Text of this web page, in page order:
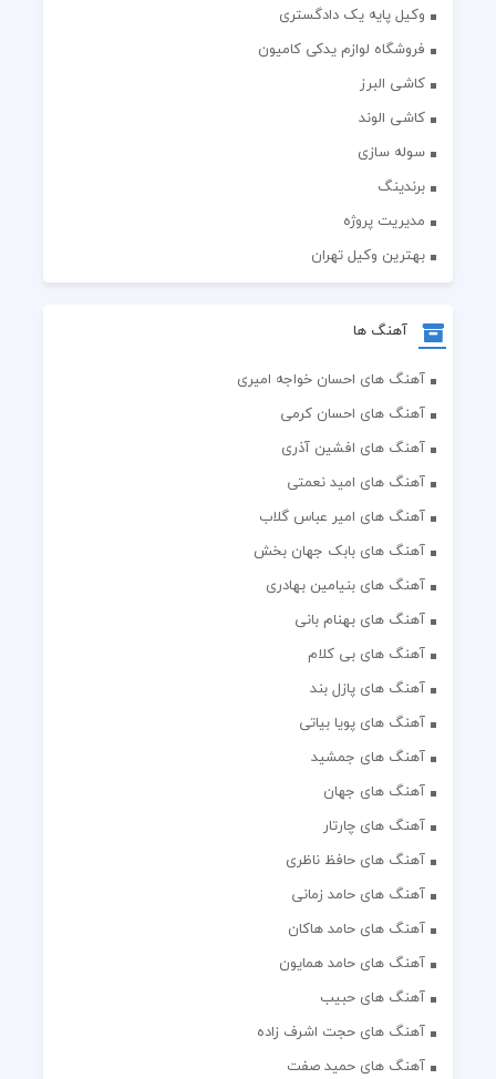
وکیل پایه یک دادگستری
فروشگاه لوازم یدکی کامیون
کاشی البرز
کاشی الوند
سوله سازی
برندینگ
مدیریت پروژه
بهترین وکیل تهران
آهنگ ها
آهنگ های احسان خواجه امیری
آهنگ های احسان کرمی
آهنگ های افشین آذری
آهنگ های امید نعمتی
آهنگ های امیر عباس گلاب
آهنگ های بابک جهان بخش
آهنگ های بنیامین بهادری
آهنگ های بهنام بانی
آهنگ های بی کلام
آهنگ های پازل بند
آهنگ های پویا بیاتی
آهنگ های جمشید
آهنگ های جهان
آهنگ های چارتار
آهنگ های حافظ ناظری
آهنگ های حامد زمانی
آهنگ های حامد هاکان
آهنگ های حامد همایون
آهنگ های حبیب
آهنگ های حجت اشرف زاده
آهنگ های حمید صفت